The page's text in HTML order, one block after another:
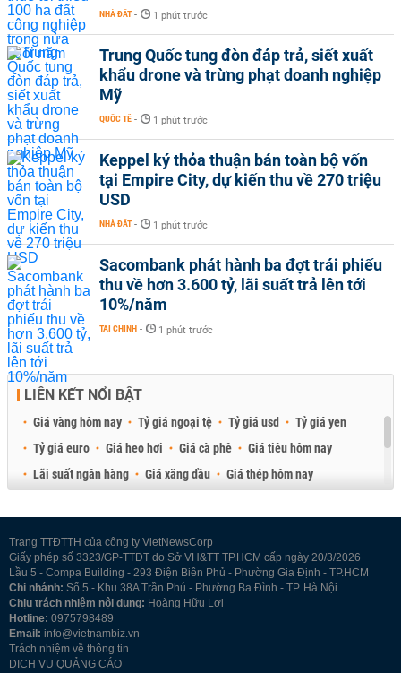
NHÀ ĐẤT - 1 phút trước
Trung Quốc tung đòn đáp trả, siết xuất
khẩu drone và trừng phạt doanh nghiệp
Mỹ
QUỐC TẾ - 1 phút trước
Keppel ký thỏa thuận bán toàn bộ vốn
tại Empire City, dự kiến thu về 270 triệu
USD
NHÀ ĐẤT - 1 phút trước
Sacombank phát hành ba đợt trái phiếu
thu về hơn 3.600 tỷ, lãi suất trả lên tới
10%/năm
TÀI CHÍNH - 1 phút trước
LIÊN KẾT NỔI BẬT
Giá vàng hôm nay Tỷ giá ngoại tệ Tỷ giá usd
Tỷ giá yen
Tỷ giá euro
Giá heo hơi Giá cà phê
Giá tiêu hôm nay
Lãi suất ngân hàng
Giá xăng dầu
Giá thép hôm nay
Trang TTĐTTH của công ty VietNewsCorp
Giấy phép số 3323/GP-TTĐT do Sở VH&TT TP.HCM cấp ngày 20/3/2026
Lầu 5 - Compa Building - 293 Điện Biên Phủ - Phường Gia Định - TP.HCM
Chi nhánh: Số 5 - Khu 38A Trần Phú - Phường Ba Đình - TP. Hà Nội
Chịu trách nhiệm nội dung: Hoàng Hữu Lợi
Hotline: 0975798489
Email: info@vietnambiz.vn
Trách nhiệm về thông tin
DỊCH VỤ QUẢNG CÁO